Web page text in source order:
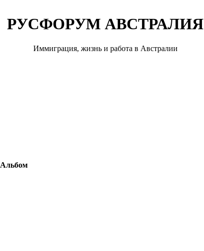
РУСФОРУМ АВСТРАЛИЯ
Иммиграция, жизнь и работа в Австралии
Альбом